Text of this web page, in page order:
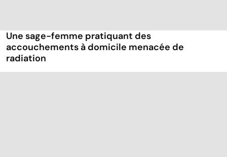
Une sage-femme pratiquant des
accouchements à domicile menacée de
radiation